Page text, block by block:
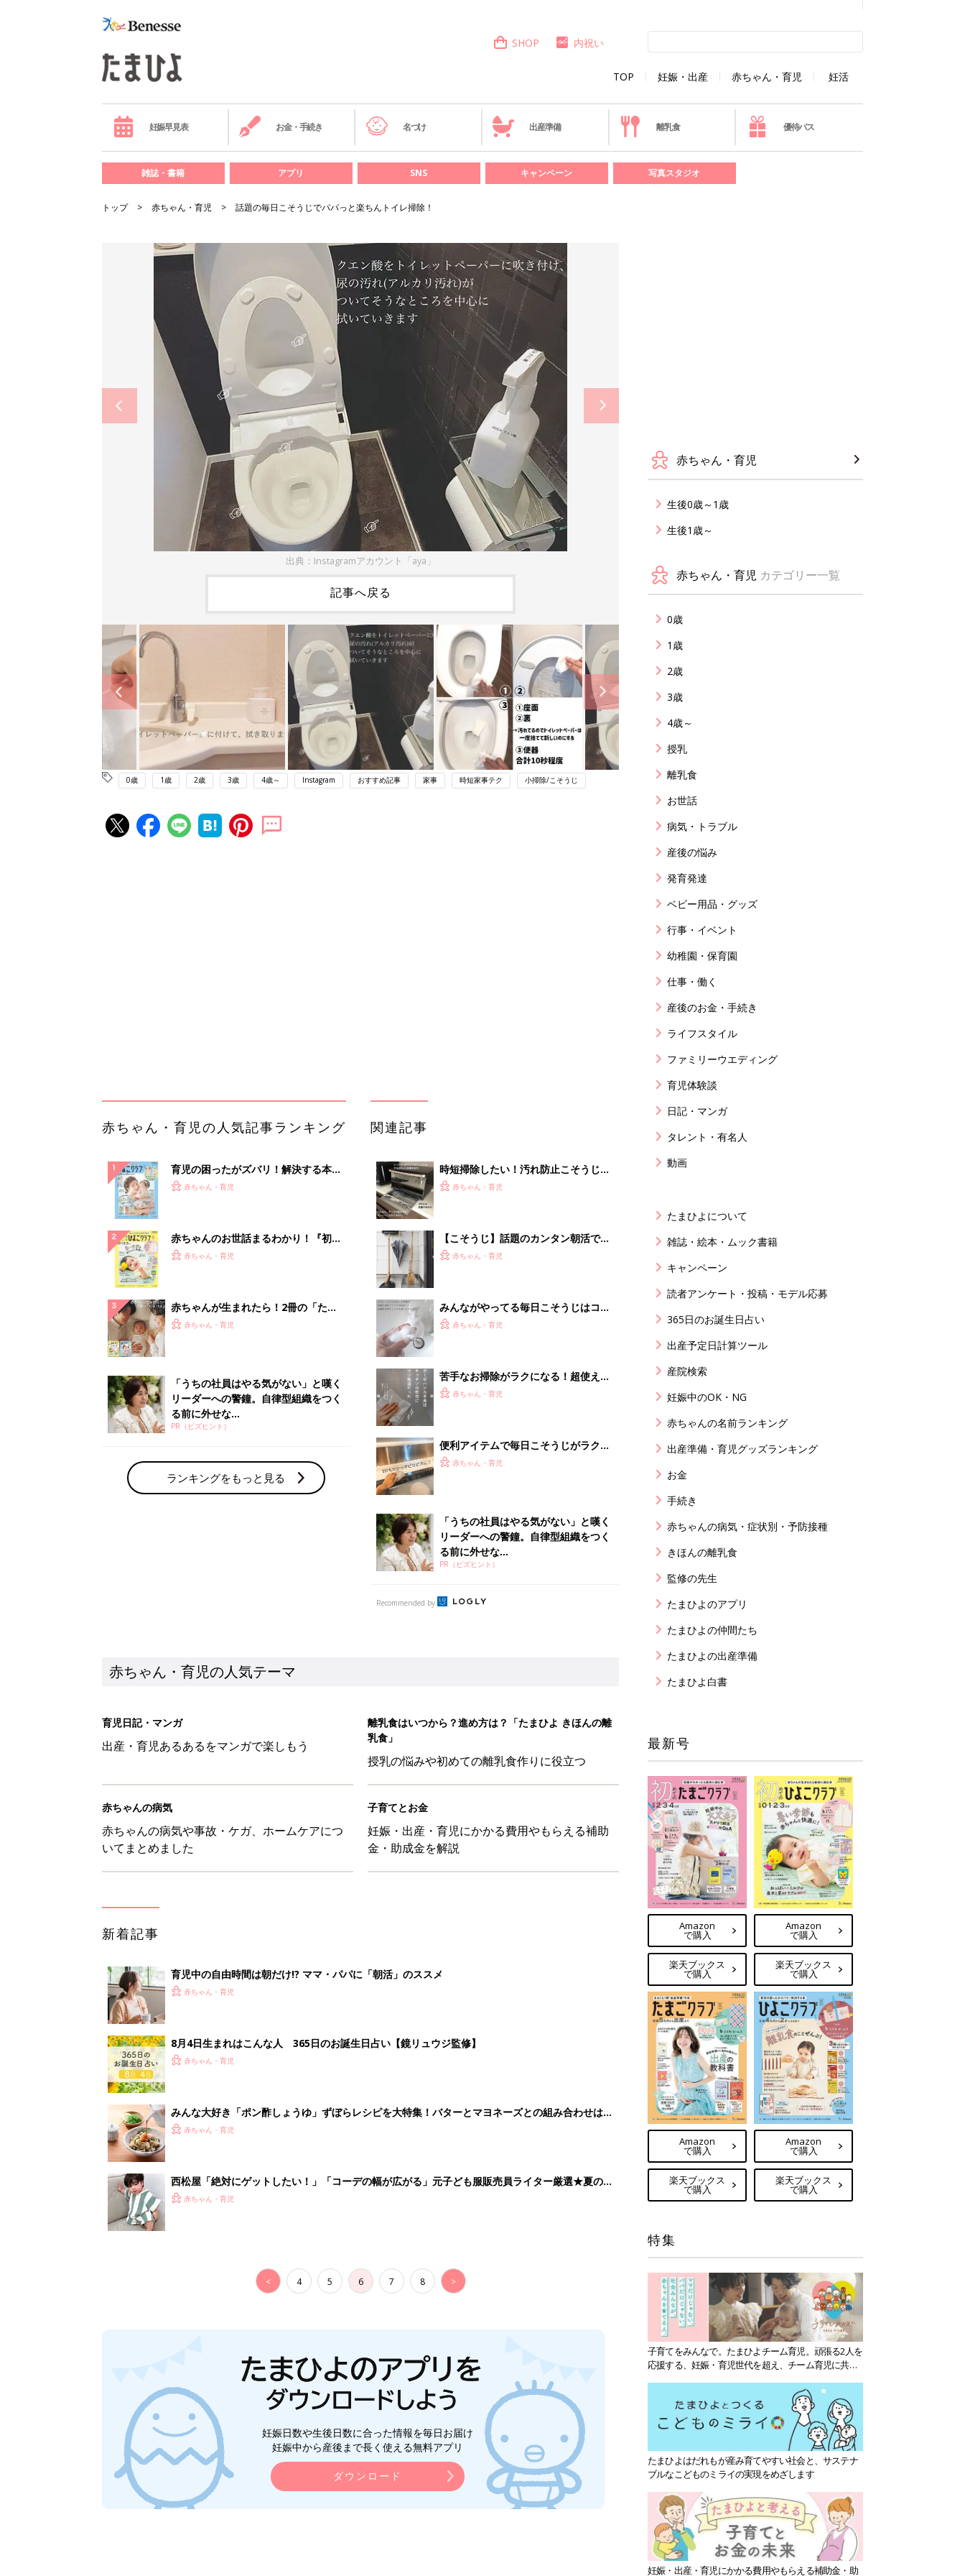
TOP 妊娠・出産 赤ちゃん・育児 妊活
SHOP 内祝い
妊娠早見表 お金・手続き 名づけ 出産準備 離乳食 優待パス
雑誌・書籍 アプリ SNS キャンペーン 写真スタジオ
トップ 赤ちゃん・育児 話題の毎日こそうじでパパっと楽ちんトイレ掃除！
出典：Instagramアカウント「aya」
記事へ戻る
0歳 1歳 2歳 3歳 4歳～ Instagram おすすめ記事 家事 時短家事テク 小掃除/こそうじ
リーダーへの警鐘。自律型組織をつく
る前に外せな...
PR（ビズヒント）
ランキングをもっと見る
る前に外せな...
PR（ビズヒント）
赤ちゃん・育児の人気テーマ
育児日記・マンガ
離乳食はいつから？進め方は？「たまひよ きほんの離
授乳の悩みや初めての離乳食作りに役立つ
子育てとお金
妊娠・出産・育児にかかる費用やもらえる補助
金・助成金を解説
育児中の自由時間は朝だけ!? ママ・パパに「朝活」のススメ
赤ちゃん・育児
8月4日生まれはこんな人 365日のお誕生日占い【鏡リュウジ監修】
赤ちゃん・育児
みんな大好き「ポン酢しょうゆ」ずぼらレシピを大特集！バターとマヨネーズとの組み合わせは栄
< 4 5 6 7 8 >
赤ちゃん・育児
生後0歳～1歳
生後1歳～
赤ちゃん・育児 カテゴリー一覧
0歳
1歳
2歳
3歳
4歳～
授乳
離乳食
お世話
病気・トラブル
産後の悩み
発育発達
ベビー用品・グッズ
行事・イベント
幼稚園・保育園
仕事・働く
産後のお金・手続き
ライフスタイル
ファミリーウエディング
育児体験談
日記・マンガ
タレント・有名人
動画
たまひよについて
雑誌・絵本・ムック書籍
キャンペーン
読者アンケート・投稿・モデル応募
365日のお誕生日占い
出産予定日計算ツール
産院検索
妊娠中のOK・NG
赤ちゃんの名前ランキング
出産準備・育児グッズランキング
お金
手続き
赤ちゃんの病気・症状別・予防接種
きほんの離乳食
監修の先生
たまひよのアプリ
たまひよの仲間たち
たまひよの出産準備
たまひよ白書
最新号
Amazon
で購入
楽天ブックス
で購入
Amazon
で購入
楽天ブックス
で購入
Amazon
で購入
楽天ブックス
で購入
Amazon
で購入
楽天ブックス
で購入
特集
子育てをみんなで。たまひよチーム育児。頑張る2人を
応援する、妊娠・育児世代を超え、チーム育児に共感
たまひよはだれもが産み育てやすい社会と、サステナ
ブルなこどものミライの実現をめざします
妊娠・出産・育児にかかる費用やもらえる補助金・助